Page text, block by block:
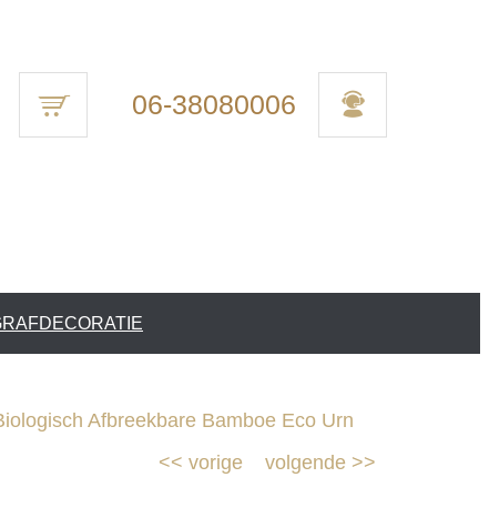
06-38080006
Afbreekbare Bamboe Eco Urn
volgende >>
<< vorige